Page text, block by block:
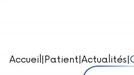
Accueil Patient Actualités